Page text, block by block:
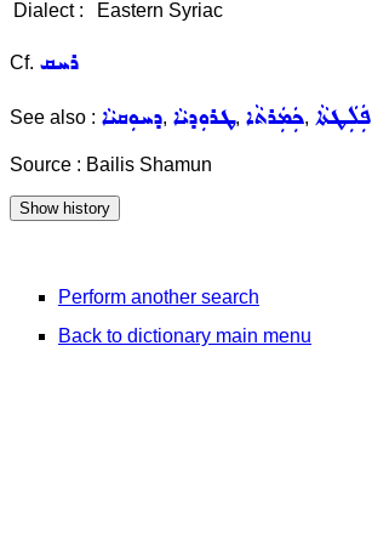
Dialect :
Eastern Syriac
Cf. ܪܚܩ
See also : ܕܚܘܼܩܝܵܐ, ܛܪܘܼܕܝܵܐ, ܟܲܡܲܪܬܵܐ, ܦܲܠܲܛܬܵܐ
Source : Bailis Shamun
Perform another search
Back to dictionary main menu